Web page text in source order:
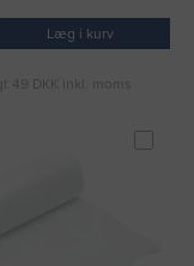
Læg i kurv
49 DKK inkl. moms